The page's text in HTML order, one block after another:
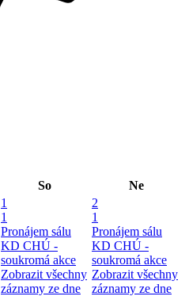
So Ne
1
1
Pronájem sálu
KD CHÚ -
soukromá akce
Zobrazit všechny
záznamy ze dne
2
1
Pronájem sálu
KD CHÚ -
soukromá akce
Zobrazit všechny
záznamy ze dne